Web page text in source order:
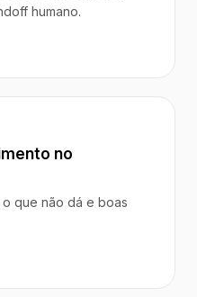
humano.
no
que não dá e boas